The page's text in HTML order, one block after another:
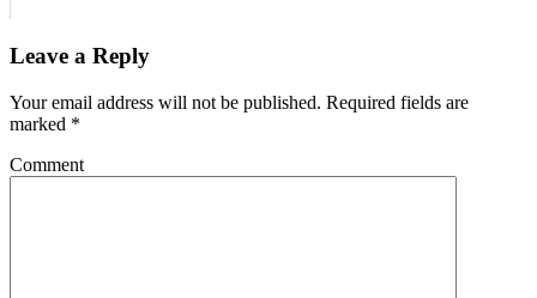
Leave a Reply
Your email address will not be published. Required fields are
marked *
Comment